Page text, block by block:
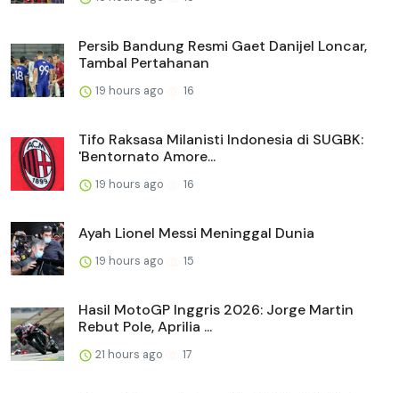
Persib Bandung Resmi Gaet Danijel Loncar,
Tambal Pertahanan
19 hours ago 16
Tifo Raksasa Milanisti Indonesia di SUGBK:
'Bentornato Amore...
19 hours ago 16
Ayah Lionel Messi Meninggal Dunia
19 hours ago 15
Hasil MotoGP Inggris 2026: Jorge Martin
Rebut Pole, Aprilia ...
21 hours ago 17